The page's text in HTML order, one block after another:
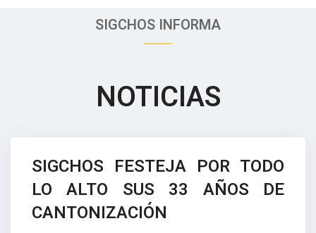
SIGCHOS INFORMA
NOTICIAS
SIGCHOS FESTEJA POR TODO
LO ALTO SUS 33 AÑOS DE
CANTONIZACIÓN